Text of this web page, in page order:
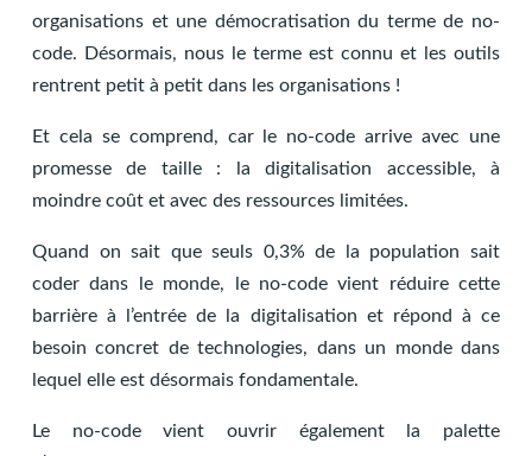
organisations et une démocratisation du terme de no-
code. Désormais, nous le terme est connu et les outils
rentrent petit à petit dans les organisations !
Et cela se comprend, car le no-code arrive avec une
promesse de taille : la digitalisation accessible, à
moindre coût et avec des ressources limitées.
Quand on sait que seuls 0,3% de la population sait
coder dans le monde, le no-code vient réduire cette
barrière à l’entrée de la digitalisation et répond à ce
besoin concret de technologies, dans un monde dans
lequel elle est désormais fondamentale.
Le no-code vient ouvrir également la palette